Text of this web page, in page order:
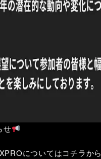
せ
についてはコチラから